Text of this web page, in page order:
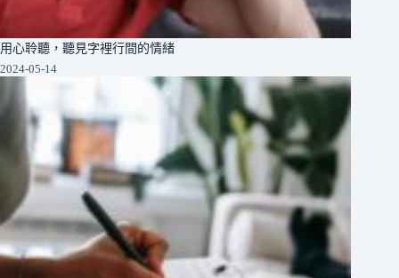
用心聆聽，聽見字裡行間的情緒
2024-05-14